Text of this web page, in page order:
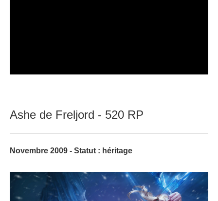
Ashe de Freljord - 520 RP
Novembre 2009 - Statut : héritage